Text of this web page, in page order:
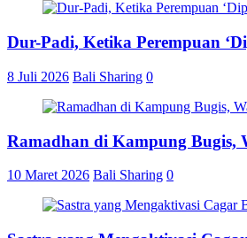
Dur-Padi, Ketika Perempuan
8 Juli 2026 Bali Sharing 0
Ramadhan di Kampung Bugis,
10 Maret 2026 Bali Sharing 0